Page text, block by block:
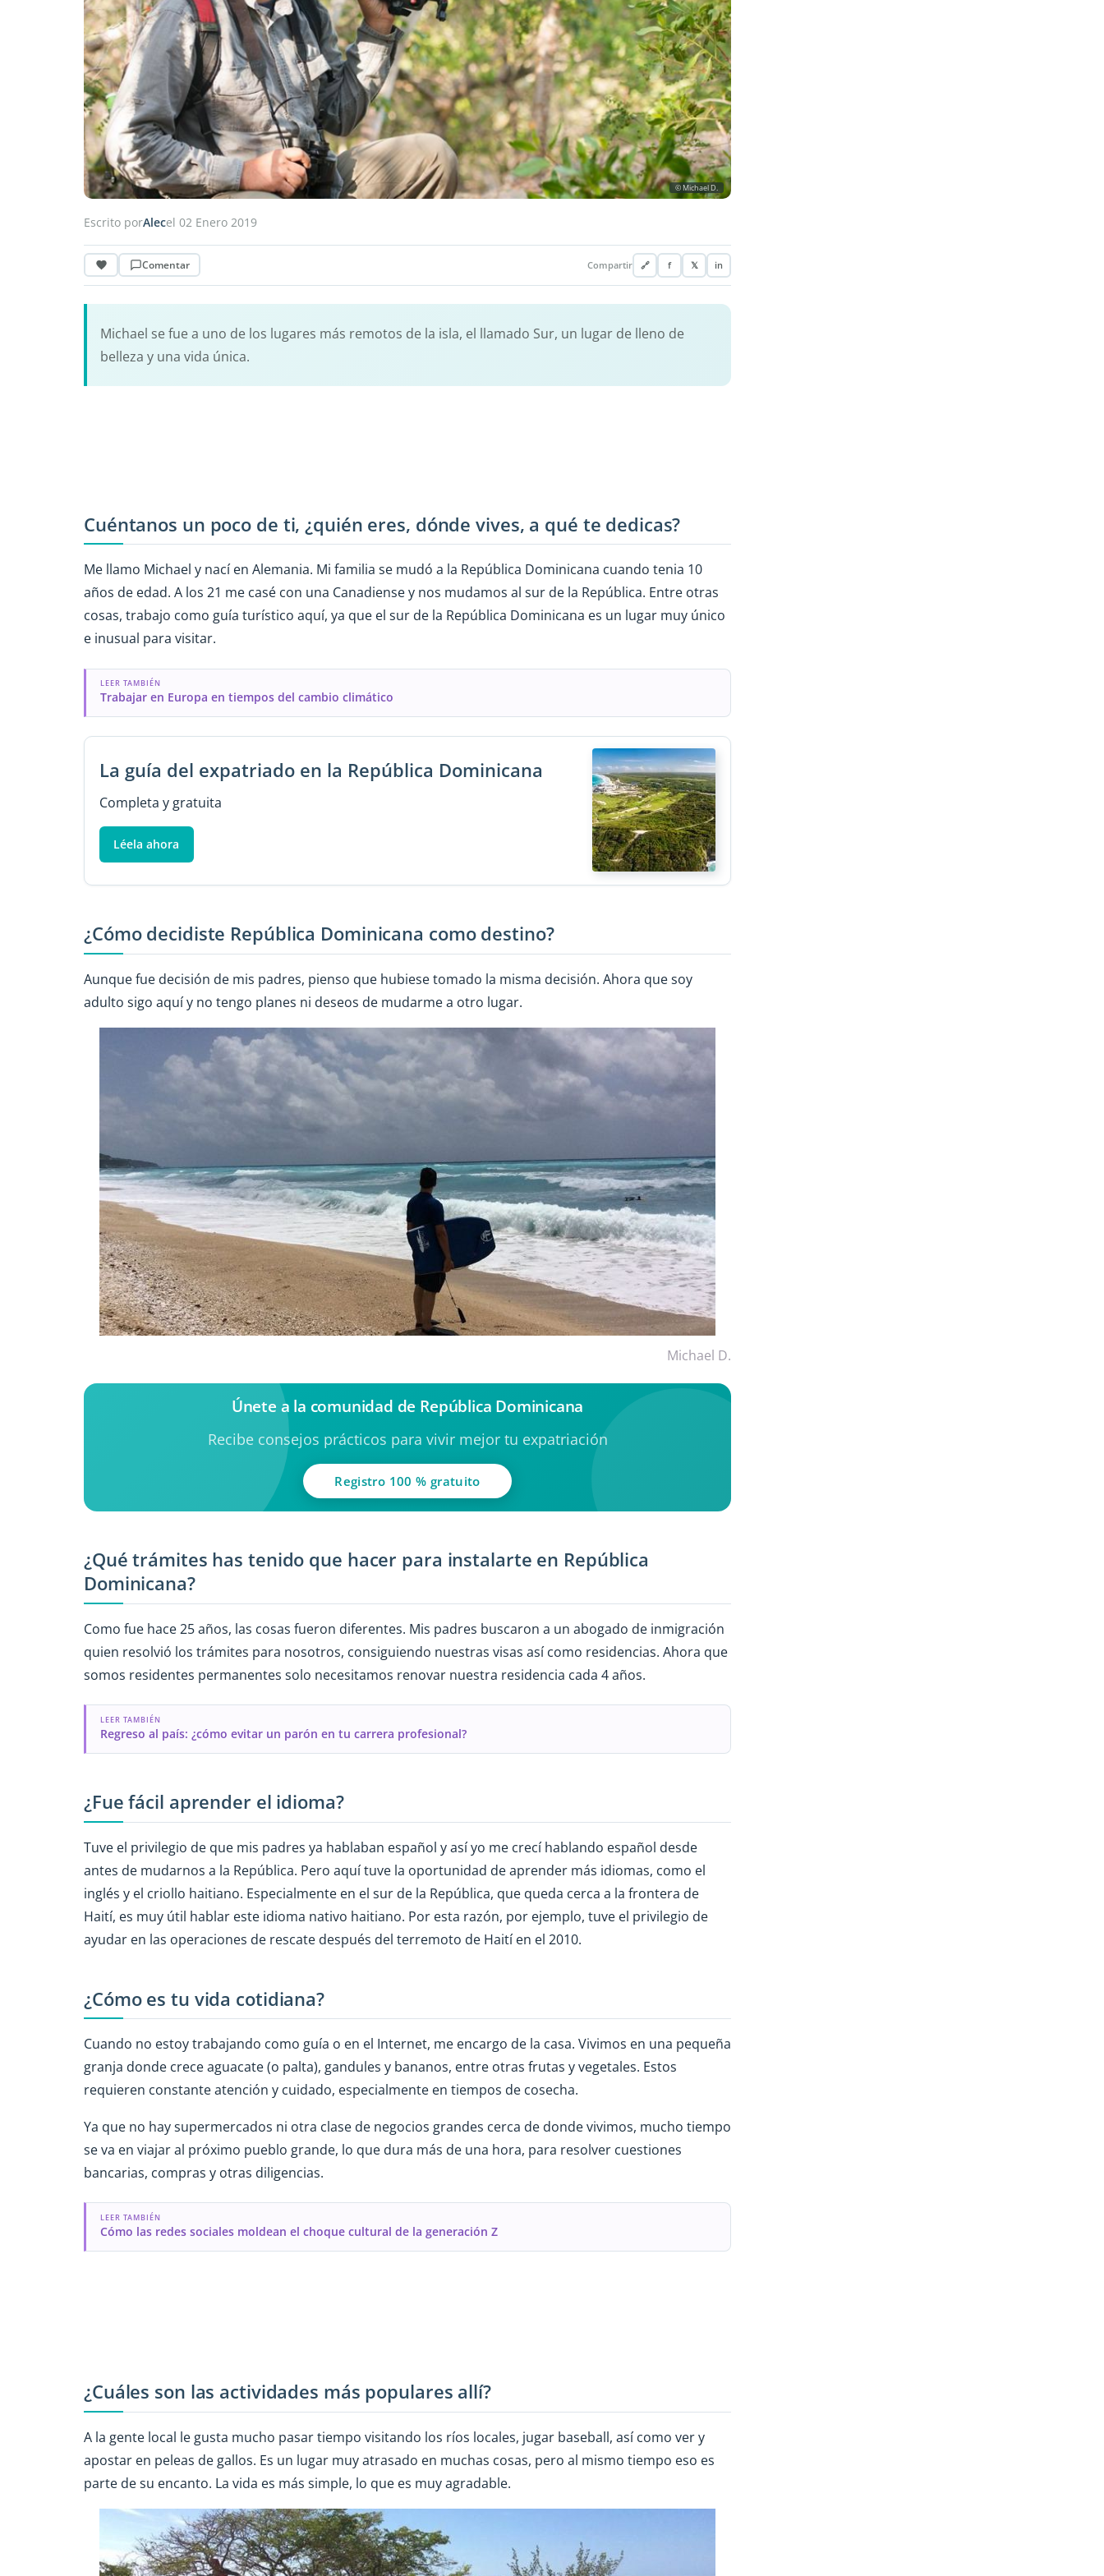
© Michael D.
Escrito porAlecel 02 Enero 2019
Comentar Compartir 🔗 f 𝕏 in
Michael se fue a uno de los lugares más remotos de la isla, el llamado Sur, un lugar de lleno de
belleza y una vida única.
Cuéntanos un poco de ti, ¿quién eres, dónde vives, a qué te dedicas?
Me llamo Michael y nací en Alemania. Mi familia se mudó a la República Dominicana cuando tenia 10
años de edad. A los 21 me casé con una Canadiense y nos mudamos al sur de la República. Entre otras
cosas, trabajo como guía turístico aquí, ya que el sur de la República Dominicana es un lugar muy único
e inusual para visitar.
LEER TAMBIÉN
Trabajar en Europa en tiempos del cambio climático
La guía del expatriado en la República Dominicana
Completa y gratuita
Léela ahora
¿Cómo decidiste República Dominicana como destino?
Aunque fue decisión de mis padres, pienso que hubiese tomado la misma decisión. Ahora que soy
adulto sigo aquí y no tengo planes ni deseos de mudarme a otro lugar.
Michael D.
Únete a la comunidad de República Dominicana
Recibe consejos prácticos para vivir mejor tu expatriación
Registro 100 % gratuito
¿Qué trámites has tenido que hacer para instalarte en República
Dominicana?
Como fue hace 25 años, las cosas fueron diferentes. Mis padres buscaron a un abogado de inmigración
quien resolvió los trámites para nosotros, consiguiendo nuestras visas así como residencias. Ahora que
somos residentes permanentes solo necesitamos renovar nuestra residencia cada 4 años.
LEER TAMBIÉN
Regreso al país: ¿cómo evitar un parón en tu carrera profesional?
¿Fue fácil aprender el idioma?
Tuve el privilegio de que mis padres ya hablaban español y así yo me crecí hablando español desde
antes de mudarnos a la República. Pero aquí tuve la oportunidad de aprender más idiomas, como el
inglés y el criollo haitiano. Especialmente en el sur de la República, que queda cerca a la frontera de
Haití, es muy útil hablar este idioma nativo haitiano. Por esta razón, por ejemplo, tuve el privilegio de
ayudar en las operaciones de rescate después del terremoto de Haití en el 2010.
¿Cómo es tu vida cotidiana?
Cuando no estoy trabajando como guía o en el Internet, me encargo de la casa. Vivimos en una pequeña
granja donde crece aguacate (o palta), gandules y bananos, entre otras frutas y vegetales. Estos
requieren constante atención y cuidado, especialmente en tiempos de cosecha.
Ya que no hay supermercados ni otra clase de negocios grandes cerca de donde vivimos, mucho tiempo
se va en viajar al próximo pueblo grande, lo que dura más de una hora, para resolver cuestiones
bancarias, compras y otras diligencias.
LEER TAMBIÉN
Cómo las redes sociales moldean el choque cultural de la generación Z
¿Cuáles son las actividades más populares allí?
A la gente local le gusta mucho pasar tiempo visitando los ríos locales, jugar baseball, así como ver y
apostar en peleas de gallos. Es un lugar muy atrasado en muchas cosas, pero al mismo tiempo eso es
parte de su encanto. La vida es más simple, lo que es muy agradable.